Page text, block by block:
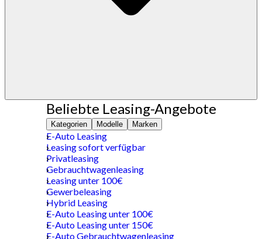
Beliebte Leasing-Angebote
Kategorien Modelle Marken
E-Auto Leasing
Leasing sofort verfügbar
Privatleasing
Gebrauchtwagenleasing
Leasing unter 100€
Gewerbeleasing
Hybrid Leasing
E-Auto Leasing unter 100€
E-Auto Leasing unter 150€
E-Auto Gebrauchtwagenleasing